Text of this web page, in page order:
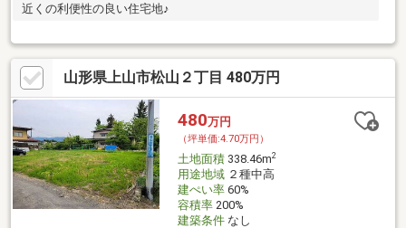
近くの利便性の良い住宅地♪
山形県上山市松山２丁目 480万円
480万円
（坪単価:4.70万円）
土地面積338.46m2
用途地域２種中高
建ぺい率60%
容積率200%
建築条件なし